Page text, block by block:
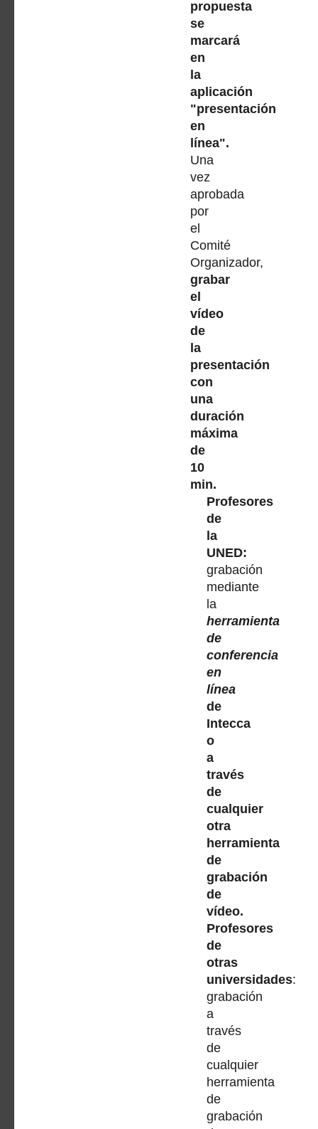
propuesta
se
marcará
en
la
aplicación
"presentación
en
línea".
Una
vez
aprobada
por
el
Comité
Organizador,
grabar
el
vídeo
de
la
presentación
con
una
duración
máxima
de
10
min.
Profesores
de
la
UNED:
grabación
mediante
la
herramienta
de
conferencia
en
línea
de
Intecca
o
a
través
de
cualquier
otra
herramienta
de
grabación
de
vídeo.
Profesores
de
otras
universidades:
grabación
a
través
de
cualquier
herramienta
de
grabación